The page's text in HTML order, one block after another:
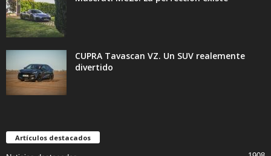
CUPRA Tavascan VZ. Un SUV realemente
divertido
Artículos destacados